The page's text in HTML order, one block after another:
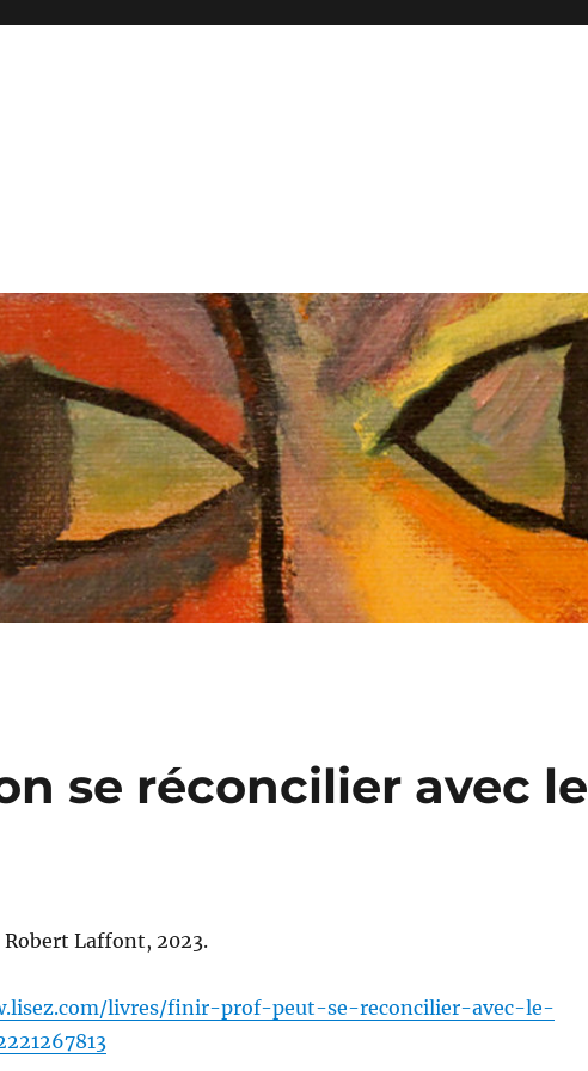
se réconcilier avec le
Robert Laffont, 2023.
livres/finir-prof-peut-se-reconcilier-avec-le-